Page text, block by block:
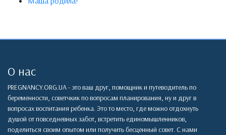
О нас
PREGNANCY.ORG.UA - это ваш друг, помощник и путеводитель по
беременности, советчкик по вопросам планирования, ну и друг в
вопросах воспитания ребенка. Это то место, где можно отдохнуть
душой от повседневных забот, встретить единомышленников,
поделиться своим опытом или получить бесценный совет. С нами